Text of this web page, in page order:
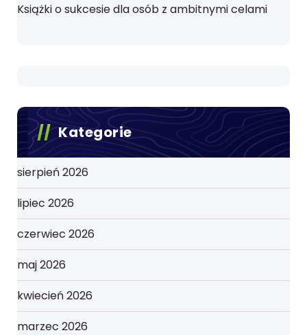
Książki o sukcesie dla osób z ambitnymi celami
Kategorie
sierpień 2026
lipiec 2026
czerwiec 2026
maj 2026
kwiecień 2026
marzec 2026